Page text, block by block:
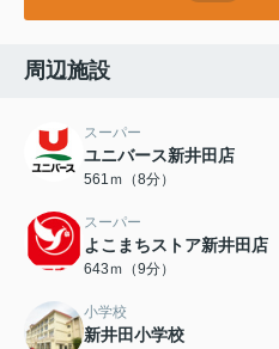
周辺施設
スーパー
ユニバース新井田店
561ｍ（8分）
スーパー
よこまちストア新井田店
643ｍ（9分）
小学校
新井田小学校